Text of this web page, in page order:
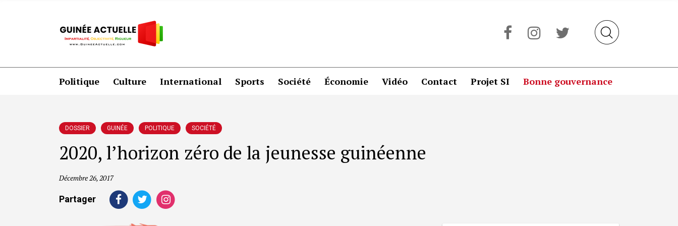
Politique Culture International Sports Société Économie Vidéo Contact Projet SI Bonne gouvernance
DOSSIER GUINÉE POLITIQUE SOCIÉTÉ
2020, l’horizon zéro de la jeunesse guinéenne
Décembre 26, 2017
Partager